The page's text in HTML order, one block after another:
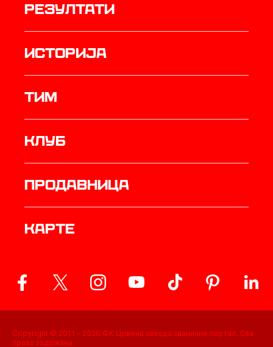
резултати
историја
ТИМ
Клуб
продавница
Карте
Copyright © 2011 - 2026 ФК Црвена звезда званични портал. Сва
права задржана.